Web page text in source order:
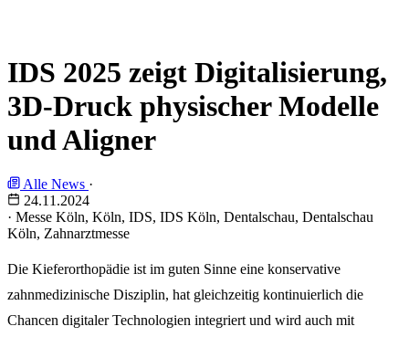
IDS 2025 zeigt Digitalisierung,
3D-Druck physischer Modelle
und Aligner
Alle News ·
24.11.2024
· Messe Köln, Köln, IDS, IDS Köln, Dentalschau, Dentalschau
Köln, Zahnarztmesse
Die Kieferorthopädie ist im guten Sinne eine konservative
zahnmedizinische Disziplin, hat gleichzeitig kontinuierlich die
Chancen digitaler Technologien integriert und wird auch mit